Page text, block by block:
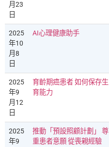
月23
日
2025
年10
月8
日
AI心理健康助手
2025
年9
月12
日
育齡期癌患者 如何保存生
育能力
2025
年9
推動「預設照顧計劃」 尊
重患者意願 從喪親經驗